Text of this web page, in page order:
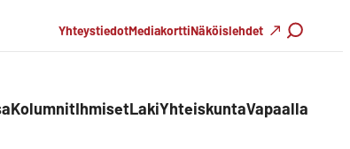
YhteystiedotMediakorttiNäköislehdet
Haku
KolumnitIhmisetLakiYhteiskuntaVapaalla